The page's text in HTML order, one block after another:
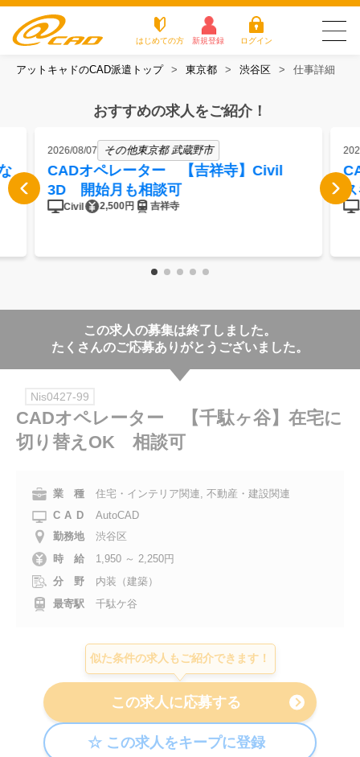
はじめての方 新規登録 ログイン
派遣がはじめての方
お仕事を探す
お役立ちコラム
転職をご希望の方 企業のご担当者様
お電話でのお問い合わせ
名古屋 0120-960-379 横 浜 0120-978-186
電話受付：平日 9:15～19:00
ばれる3つの理由
じめての
方
事を
探す
ちコラ
アットキャドのCAD派遣トップ 東京都 渋谷区 仕事詳細
おすすめの求人をご紹介！
2026/08/07 その他東京都 武蔵野市
CADオペレーター 【吉祥寺】Civil
3D 開始月も相談可
Civil 2,500円 吉祥寺
この求人の募集は終了しました。
たくさんのご応募ありがとうございました。
Nis0427-99
CADオペレーター 【千駄ヶ谷】在宅に
切り替えOK 相談可
業 種
住宅・インテリア関連, 不動産・建設関連
CAD
AutoCAD
勤務地
渋谷区
時 給
1,950 ～ 2,250円
分 野
内装（建築）
最寄駅
千駄ケ谷
似た条件の求人もご紹介できます！